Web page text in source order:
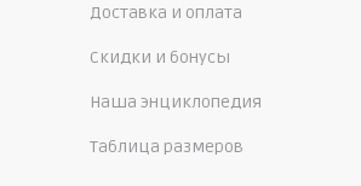
Доставка и оплата
Скидки и бонусы
Наша энциклопедия
Таблица размеров